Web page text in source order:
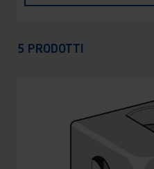
carrozzeria
5 PRODOTTI